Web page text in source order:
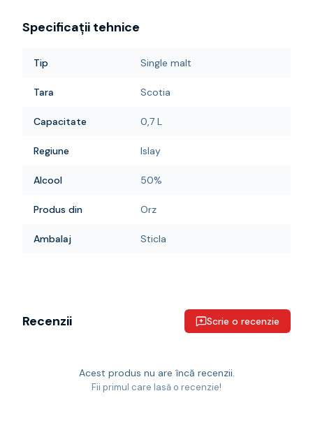
Specificații tehnice
Tip Single malt
Tara Scotia
Capacitate 0,7 L
Regiune Islay
Alcool 50%
Produs din Orz
Ambalaj Sticla
Recenzii Scrie o recenzie
Acest produs nu are încă recenzii.
Fii primul care lasă o recenzie!